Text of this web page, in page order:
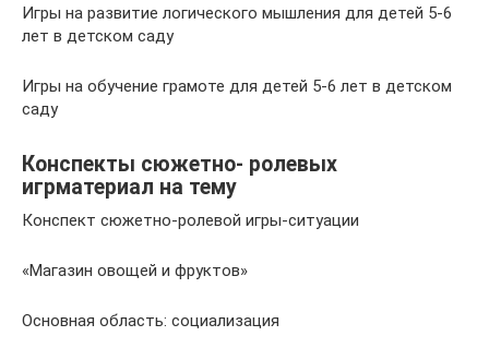
Игры на развитие логического мышления для детей 5-6
лет в детском саду
Игры на обучение грамоте для детей 5-6 лет в детском
саду
Конспекты сюжетно- ролевых
игрматериал на тему
Конспект сюжетно-ролевой игры-ситуации
«Магазин овощей и фруктов»
Основная область: социализация